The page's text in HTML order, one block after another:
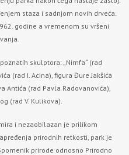
staza i sadnjom novih drveća.
godine a vremenom su vršeni
skulptora: „Nimfa“ (rad
(rad I. Acina), figura Đure Jakšića
Antića (rad Pavla Radovanovića),
(rad V. Kulikova).
i nezaobilazan je prilikom
prirodnih retkosti, park je
prirode odnosno Prirodno